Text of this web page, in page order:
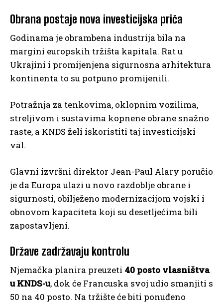
Obrana postaje nova investicijska priča
Godinama je obrambena industrija bila na
margini europskih tržišta kapitala. Rat u
Ukrajini i promijenjena sigurnosna arhitektura
kontinenta to su potpuno promijenili.
Potražnja za tenkovima, oklopnim vozilima,
streljivom i sustavima kopnene obrane snažno
raste, a KNDS želi iskoristiti taj investicijski
val.
Glavni izvršni direktor Jean-Paul Alary poručio
je da Europa ulazi u novo razdoblje obrane i
sigurnosti, obilježeno modernizacijom vojski i
obnovom kapaciteta koji su desetljećima bili
zapostavljeni.
Države zadržavaju kontrolu
Njemačka planira preuzeti 40 posto vlasništva
u KNDS-u, dok će Francuska svoj udio smanjiti s
50 na 40 posto. Na tržište će biti ponuđeno